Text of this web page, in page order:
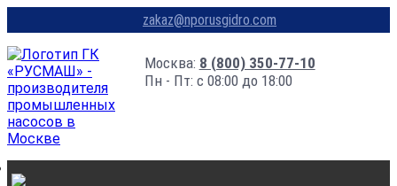
zakaz@nporusgidro.com
Москва: 8 (800) 350-77-10
Пн - Пт: с 08:00 до 18:00